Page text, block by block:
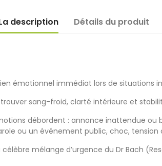
description Détails du produit
émotionnel immédiat lors de situations
sang-froid, clarté intérieure et
débordent : annonce inattendue
ou un événement public, choc,
mélange d’urgence du Dr Bach